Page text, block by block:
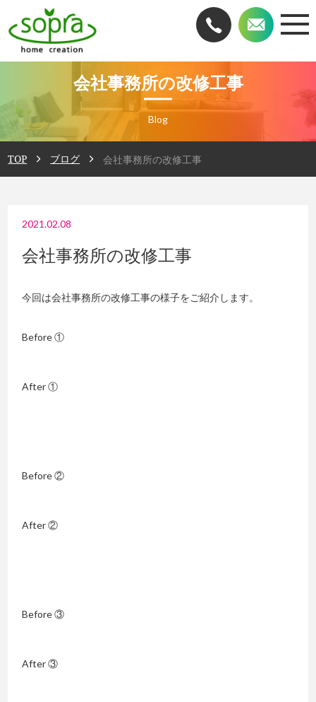
会社事務所の改修工事
Blog
TOP ブログ 会社事務所の改修工事
2021.02.08
会社事務所の改修工事
今回は会社事務所の改修工事の様子をご紹介します。
Before ①
After ①
Before ②
After ②
Before ③
After ③